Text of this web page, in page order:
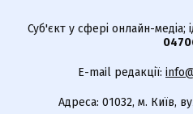
Суб'єкт у сфері онлайн-медіа;
E-mail редакції:
Адреса: 01032, м. Київ,